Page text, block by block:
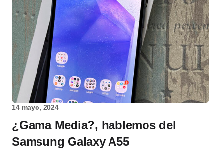
14 mayo, 2024
¿Gama Media?, hablemos del
Samsung Galaxy A55